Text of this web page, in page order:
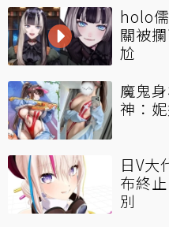
holo
關被
尬
魔鬼
神：
日V大
布終
別